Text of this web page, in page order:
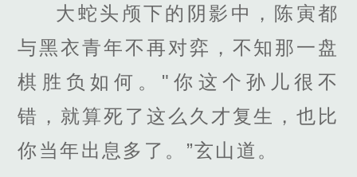
大蛇头颅下的阴影中，陈寅都
与黑衣青年不再对弈，不知那一盘
棋胜负如何。"你这个孙儿很不
错，就算死了这么久才复生，也比
你当年出息多了。”玄山道。